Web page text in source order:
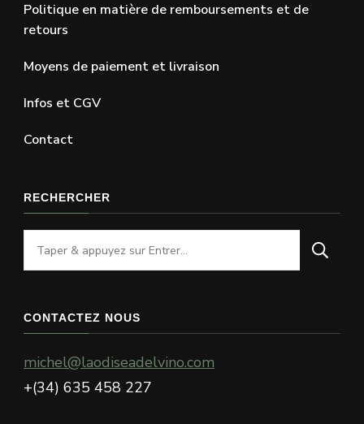
Politique en matière de remboursements et de
retours
Moyens de paiement et livraison
Infos et CGV
Contact
RECHERCHER
Vous
recherchiez
chose
CONTACTEZ NOUS
michel@laodiseadelvino.com
+(34) 635 458 227